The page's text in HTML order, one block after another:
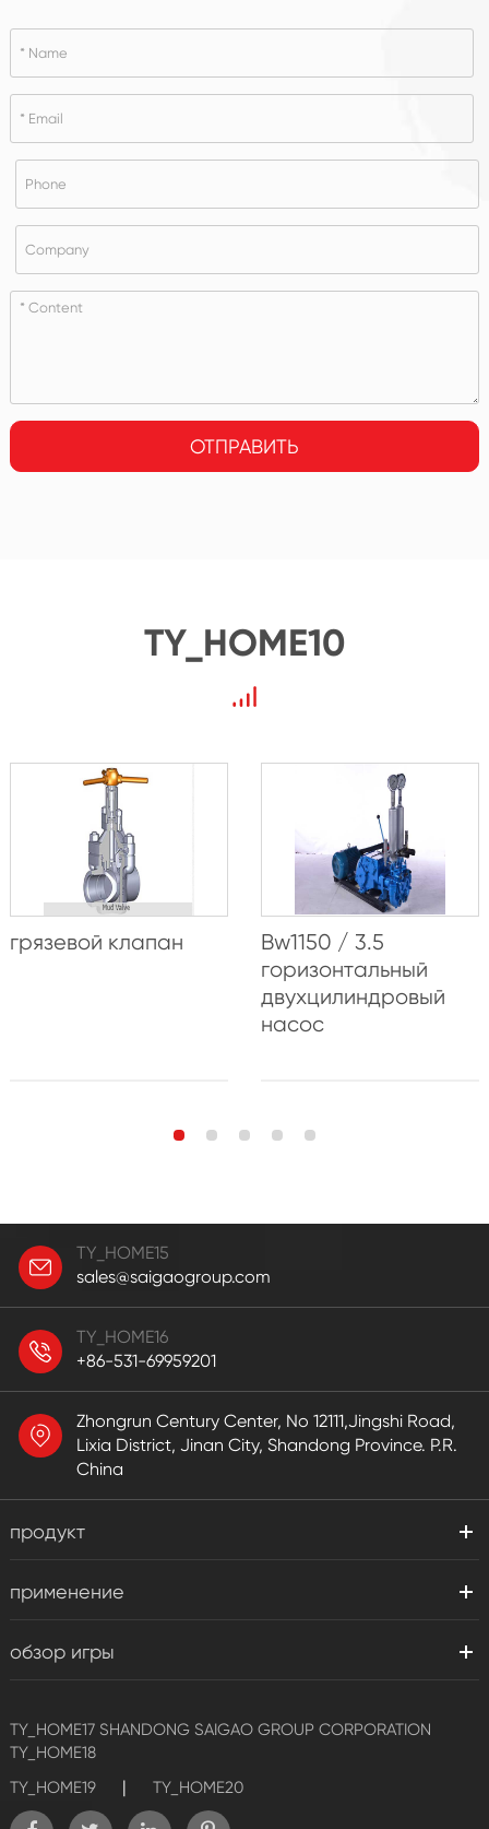
ОТПРАВИТЬ
TY_HOME10
грязевой клапан
Bw1150 / 3.5
горизонтальный
двухцилиндровый
насос
TY_HOME15
sales@saigaogroup.com
TY_HOME16
+86-531-69959201
Zhongrun Century Center, No 12111,Jingshi Road,
Lixia District, Jinan City, Shandong Province. P.R.
China
продукт
применение
обзор игры
TY_HOME17 SHANDONG SAIGAO GROUP CORPORATION
TY_HOME18
TY_HOME19
| TY_HOME20